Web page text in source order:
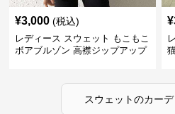
¥3,000 (税込)
レディース スウェット もこもこ
ボアブルゾン 高襟ジップアップ
¥
スウェットのカー